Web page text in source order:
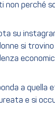
perché
su
si
a quella
e si